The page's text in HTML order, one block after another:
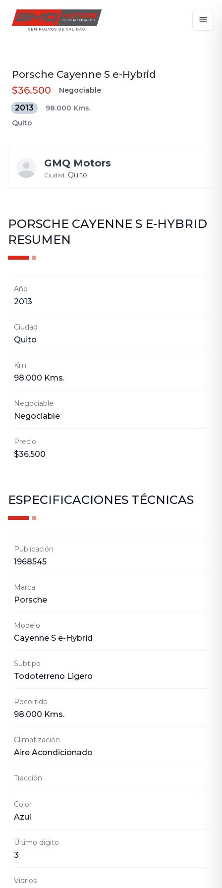
Porsche Cayenne S e-Hybrid
$36.500
Negociable
2013
98.000 Kms.
Quito
GMQ Motors
Ciudad: Quito
PORSCHE CAYENNE S E-HYBRID
RESUMEN
Año
2013
Ciudad
Quito
Km.
98.000 Kms.
Negociable
Negociable
Precio
$36.500
ESPECIFICACIONES TÉCNICAS
Publicación
1968545
Marca
Porsche
Modelo
Cayenne S e-Hybrid
Subtipo
Todoterreno Ligero
Recorrido
98.000 Kms.
Climatización
Aire Acondicionado
Tracción
Color
Azul
Último dígito
3
Vidrios